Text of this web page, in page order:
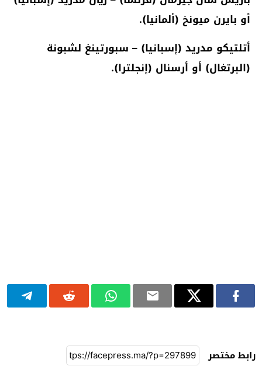
أو بايرن ميونخ (ألمانيا).
أتلتيكو مدريد (إسبانيا) – سبورتينغ لشبونة
(البرتغال) أو أرسنال (إنجلترا).
رابط مختصر